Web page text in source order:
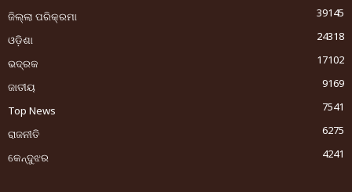
ଜିଲ୍ଲା ପରିକ୍ରମା
39145
ଓଡ଼ିଶା
24318
ଭଦ୍ରକ
17102
ଜାତୀୟ
9169
Top News
7541
ରାଜନୀତି
6275
କେନ୍ଦୁଝର
4241